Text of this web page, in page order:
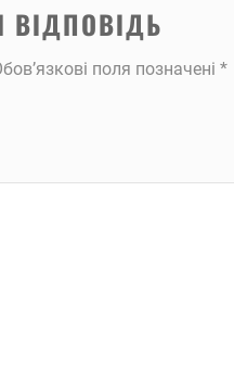
поля позначені *